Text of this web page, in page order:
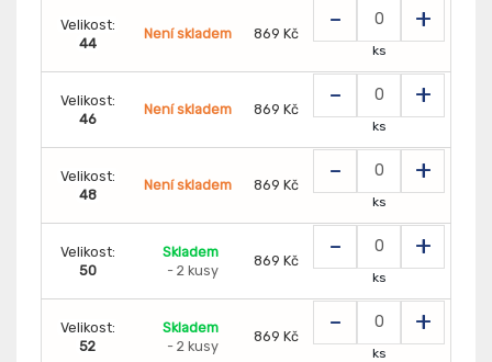
Velikost:
44
Není skladem 869 Kč - +
ks
Velikost:
46
Není skladem 869 Kč - +
ks
Velikost:
48
Není skladem 869 Kč - +
ks
Velikost:
50
Skladem
- 2 kusy
869 Kč - +
ks
Velikost:
52
Skladem
- 2 kusy
869 Kč - +
ks